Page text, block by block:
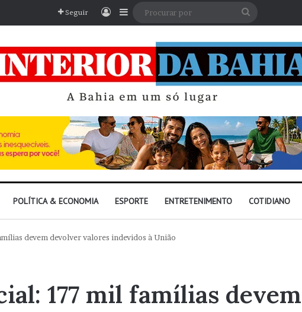
Seguir EntrarBarra Lateral
POLÍTICA & ECONOMIA ESPORTE ENTRETENIMENTO COTIDIANO
devem devolver valores indevidos à União
177 mil famílias